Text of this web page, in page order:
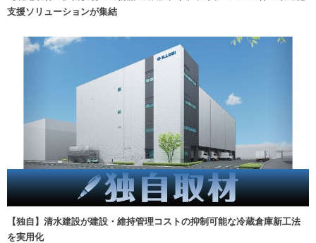
支援ソリューションが集結
【独自】清水建設が建設・維持管理コストの抑制可能な冷蔵倉庫新工法
を実用化